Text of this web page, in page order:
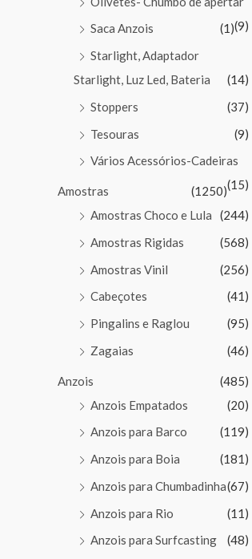
(9)
Saca Anzois
(1)
Starlight, Adaptador
Starlight, Luz Led, Bateria
(14)
Stoppers
(37)
Tesouras
(9)
Vários Acessórios-Cadeiras
(15)
Amostras
(1250)
Amostras Choco e Lula
(244)
Amostras Rigidas
(568)
Amostras Vinil
(256)
Cabeçotes
(41)
Pingalins e Raglou
(95)
Zagaias
(46)
Anzois
(485)
Anzois Empatados
(20)
Anzois para Barco
(119)
Anzois para Boia
(181)
Anzois para Chumbadinha(67)
Anzois para Rio
(11)
Anzois para Surfcasting
(48)